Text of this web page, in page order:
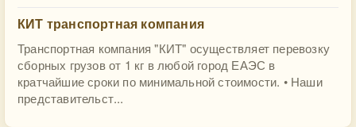
КИТ транспортная компания
Транспортная компания "КИТ" осуществляет перевозку
сборных грузов от 1 кг в любой город ЕАЭС в
кратчайшие сроки по минимальной стоимости. • Наши
представительст...